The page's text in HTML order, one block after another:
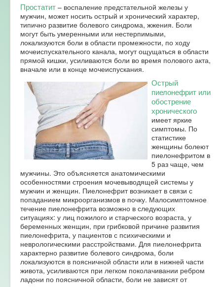
Простатит – воспаление предстательной железы у
мужчин, может носить острый и хронический характер,
типично развитие болевого синдрома, жжения. Боли
могут быть умеренными или нестерпимыми,
локализуются боли в области промежности, по ходу
мочеиспускательного канала, могут ощущаться в области
прямой кишки, усиливаются боли во время полового акта,
вначале или в конце мочеиспускания.
Острый
пиелонефрит или
обострение
хронического
имеет яркие
симптомы. По
статистике
женщины болеют
пиелонефритом в
5 раз чаще, чем
мужчины. Это объясняется анатомическими
особенностями строения мочевыводящей системы у
мужчин и женщин. Пиелонефрит возникает в связи с
попаданием микроорганизмов в почку. Малосимптомное
течение пиелонефрита возможно в следующих
ситуациях: у лиц пожилого и старческого возраста, у
беременных женщин, при грибковой причине развития
пиелонефрита, у пациентов с психическими и
неврологическими расстройствами. Для пиелонефрита
характерно развитие болевого синдрома, боли
локализуются в поясничной области или в нижней части
живота, усиливаются при легком поколачивании ребром
ладони по поясничной области, боли не зависят от